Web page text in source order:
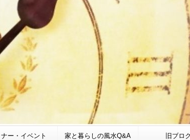
ー・イベント 家と暮らしの風水Q&A 旧ブロ